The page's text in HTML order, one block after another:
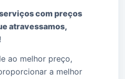
com preços
atravessamos,
ao melhor preço,
a melhor